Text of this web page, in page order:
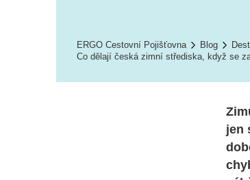
ERGO Cestovní Pojišťovna Blog
Co dělají česká zimní střediska, když se
jen